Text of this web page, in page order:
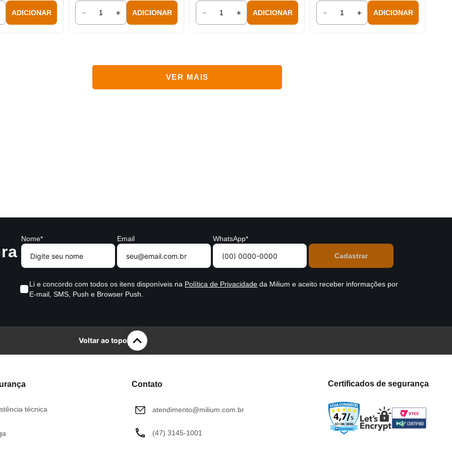
ADICIONAR ＋
－ ADICIONAR ＋
－ ADICIONAR ＋
－ ADICIONAR
Nome* Email WhatsApp*
Li e concordo com todos os itens disponíveis na Política de Privacidade da Milium e aceito receber informações por
E-mail, SMS, Push e Browser Push.
Voltar ao topo
técnica
Contato
atendimento@milium.com.br
(47) 3145-1001
Certificados de segurança